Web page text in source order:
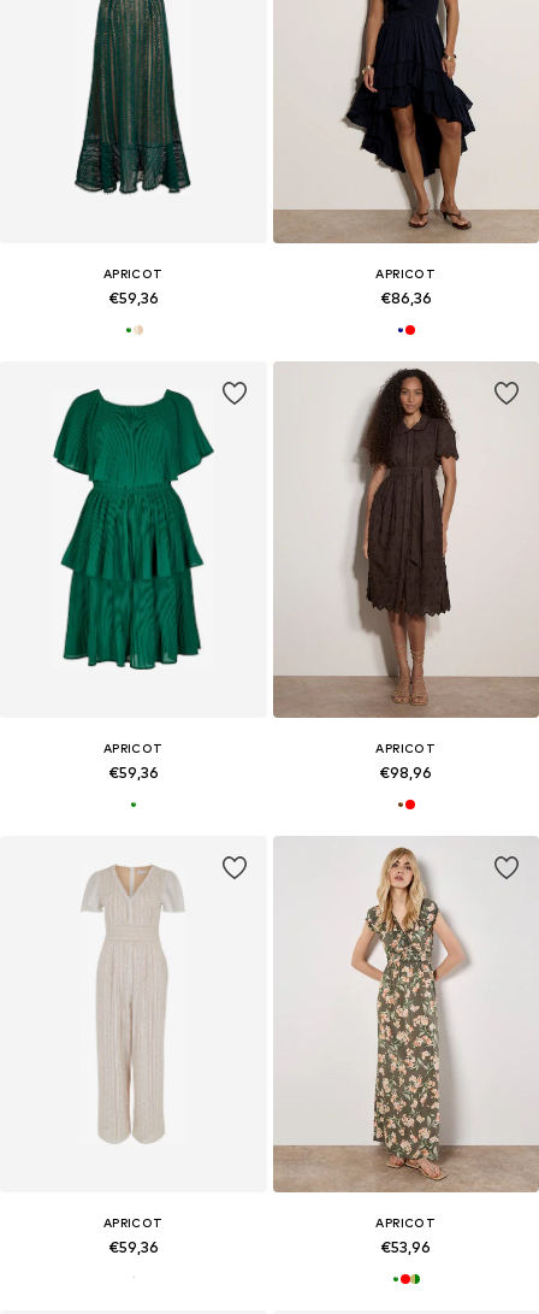
APRICOT
€59,36
APRICOT
€86,36
APRICOT
€59,36
APRICOT
€98,96
APRICOT
€59,36
APRICOT
€53,96